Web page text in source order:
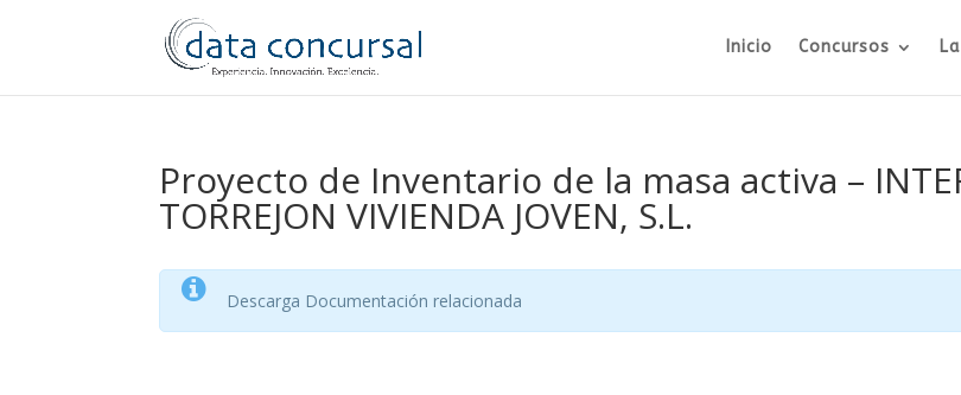
Inicio Concursos
Proyecto de Inventario de la masa activa –
TORREJON VIVIENDA JOVEN, S.L.
Descarga Documentación relacionada